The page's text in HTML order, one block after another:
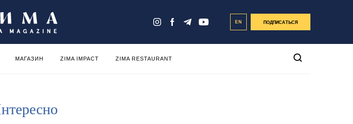
EN ПОДПИСАТЬСЯ
МАГАЗИН ZIMA IMPACT ZIMA RESTAURANT